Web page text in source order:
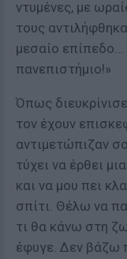
ντυμένες, με
τους
μεσαίο επίπεδο…
πανεπιστήμιο!»
Όπως
τον έχουν
αντιμετώπιζαν
τύχει να έρθει
και να μου πει
σπίτι. Θέλω να
τι θα κάνω στη
έφυγε. Δεν βάζω